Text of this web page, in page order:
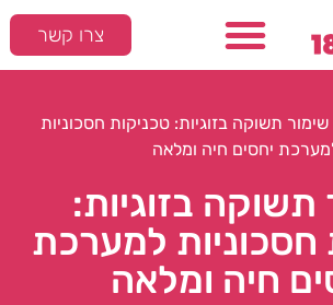
צרו קשר
שימור תשוקה בזוגיות: טכניקות חסכוניות
יחסים חיה ומלאה
תשוקה בזוגיות:
חסכוניות למערכת
חיה ומלאה